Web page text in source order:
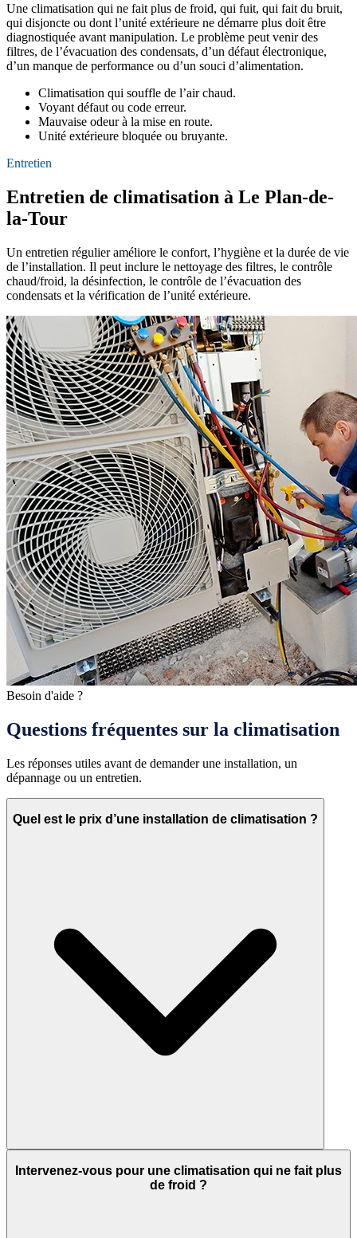
Une climatisation qui ne fait plus de froid, qui fuit, qui fait du bruit,
qui disjoncte ou dont l’unité extérieure ne démarre plus doit être
diagnostiquée avant manipulation. Le problème peut venir des
filtres, de l’évacuation des condensats, d’un défaut électronique,
d’un manque de performance ou d’un souci d’alimentation.
Climatisation qui souffle de l’air chaud.
Voyant défaut ou code erreur.
Mauvaise odeur à la mise en route.
Unité extérieure bloquée ou bruyante.
Entretien
Entretien de climatisation à Le Plan-de-
la-Tour
Un entretien régulier améliore le confort, l’hygiène et la durée de vie
de l’installation. Il peut inclure le nettoyage des filtres, le contrôle
chaud/froid, la désinfection, le contrôle de l’évacuation des
condensats et la vérification de l’unité extérieure.
Besoin d'aide ?
Questions fréquentes sur la climatisation
Les réponses utiles avant de demander une installation, un
dépannage ou un entretien.
Quel est le prix d’une installation de climatisation ?
Intervenez-vous pour une climatisation qui ne fait plus
de froid ?